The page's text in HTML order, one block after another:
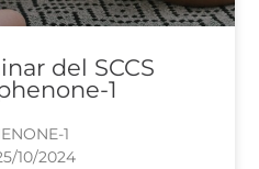
del SCCS
1
1
10/2024